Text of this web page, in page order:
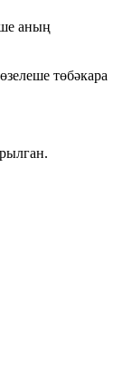
аның
төбәкара